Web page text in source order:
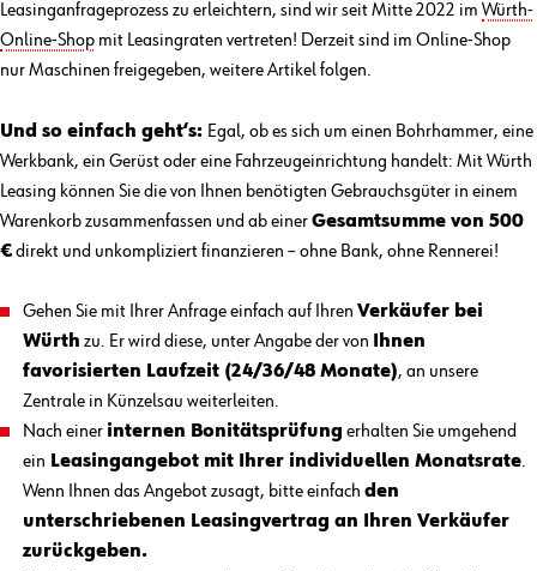
Leasinganfrageprozess zu erleichtern, sind wir seit Mitte 2022 im Würth-
Online-Shop mit Leasingraten vertreten! Derzeit sind im Online-Shop
nur Maschinen freigegeben, weitere Artikel folgen.
Und so einfach geht‘s: Egal, ob es sich um einen Bohrhammer, eine
Werkbank, ein Gerüst oder eine Fahrzeugeinrichtung handelt: Mit Würth
Leasing können Sie die von Ihnen benötigten Gebrauchsgüter in einem
Warenkorb zusammenfassen und ab einerGesamtsumme von 500
€direkt und unkompliziert finanzieren – ohne Bank, ohne Rennerei!
Gehen Sie mit Ihrer Anfrage einfach auf IhrenVerkäufer bei
Würth zu. Er wird diese, unter Angabe der von
Ihnen
favorisierten Laufzeit (24/36/48 Monate), an unsere
Zentrale in Künzelsau weiterleiten.
Nach einer internen Bonitätsprüfung erhalten Sie umgehend
ein Leasingangebot mit Ihrer individuellen Monatsrate.
Wenn Ihnen das Angebot zusagt, bitte einfachden
unterschriebenen Leasingvertrag an Ihren Verkäufer
zurückgeben.